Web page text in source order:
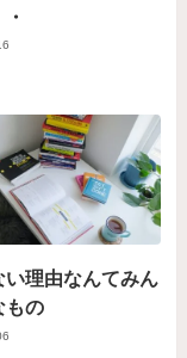
い理由なんてみん
もの